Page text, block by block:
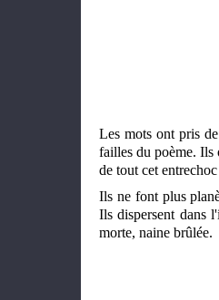
Les mots ont pris
failles du poème. Ils
de tout cet
Ils ne font plus
Ils dispersent dans
morte, naine brûlée.